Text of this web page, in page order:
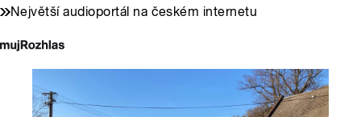
Největší audioportál na českém internetu